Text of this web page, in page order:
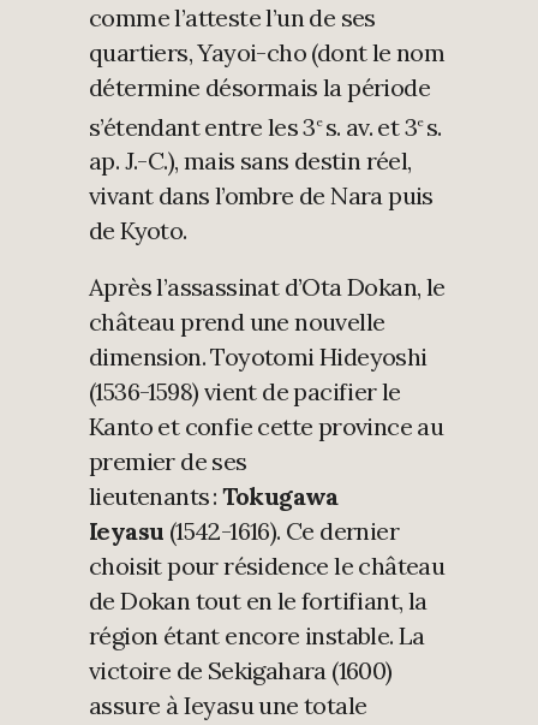
comme l’atteste l’un de ses
quartiers, Yayoi-cho (dont le nom
détermine désormais la période
s’étendant entre les 3es. av. et 3es.
ap. J.-C.), mais sans destin réel,
vivant dans l’ombre de Nara puis
de Kyoto.
Après l’assassinat d’Ota Dokan, le
château prend une nouvelle
dimension. Toyotomi Hideyoshi
(1536-1598) vient de pacifier le
Kanto et confie cette province au
premier de ses
lieutenants : Tokugawa
Ieyasu (1542-1616). Ce dernier
choisit pour résidence le château
de Dokan tout en le fortifiant, la
région étant encore instable. La
victoire de Sekigahara (1600)
assure à Ieyasu une totale